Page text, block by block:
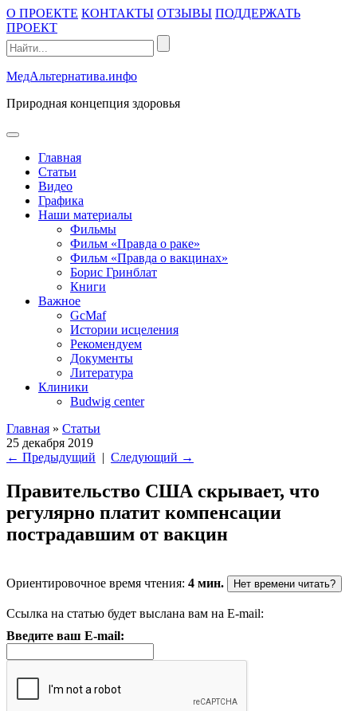
Промотать
к
содержимому
О ПРОЕКТЕ КОНТАКТЫ ОТЗЫВЫ ПОДДЕРЖАТЬ
ПРОЕКТ
МедАльтернатива.инфо
Природная концепция здоровья
открыть
Главная
Статьи
Видео
Графика
Наши материалы
Фильмы
Фильм «Правда о раке»
Фильм «Правда о вакцинах»
Борис Гринблат
Книги
Важное
GcMaf
Истории исцеления
Рекомендуем
Документы
Литература
Клиники
Budwig center
Главная » Статьи
25 декабря 2019
← Предыдущий | Следующий →
Правительство США скрывает, что
регулярно платит компенсации
пострадавшим от вакцин
Ориентировочное время чтения: 4 мин. Нет времени читать?
Ссылка на статью будет выслана вам на E-mail:
Введите ваш E-mail: